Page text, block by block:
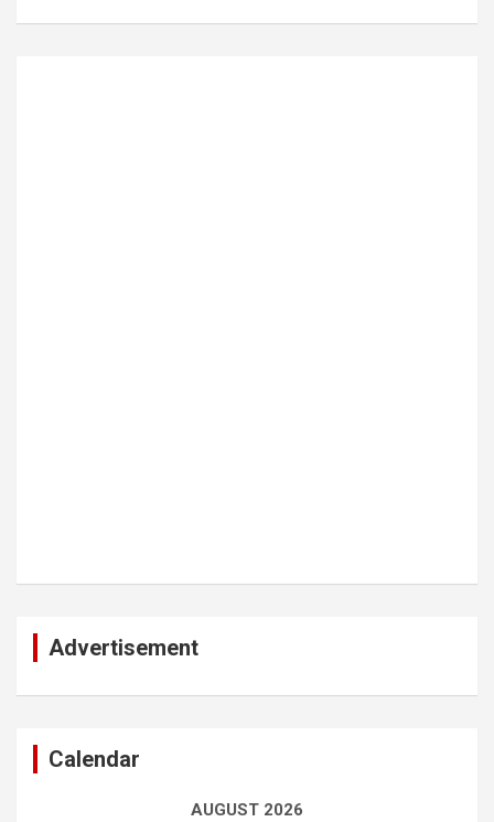
Advertisement
Calendar
AUGUST 2026